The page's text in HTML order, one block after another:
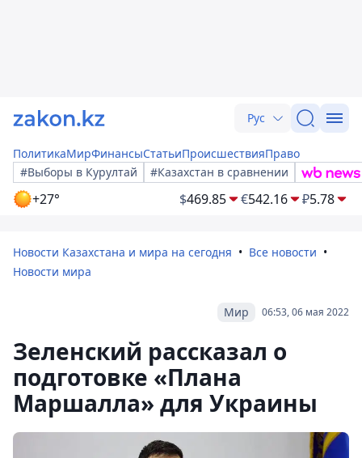
Рус
ПолитикаМирФинансыСтатьиПроисшествияПраво
#Выборы в Курултай
#Казахстан в сравнении
+27° $469.85 €542.16 ₽5.78
Новости Казахстана и мира на сегодня
Все новости
Новости мира
06:53, 06 мая 2022
Мир
Зеленский рассказал о
подготовке «Плана
Маршалла» для Украины